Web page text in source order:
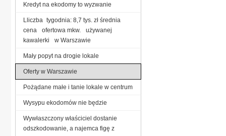
Kredyt na ekodomy to wyzwanie
Lliczba tygodnia: 8,7 tys. zł średnia
cena ofertowa mkw. używanej
kawalerki w Warszawie
Mały popyt na drogie lokale
Oferty w Warszawie
Pożądane małe i tanie lokale w centrum
Wysypu ekodomów nie będzie
Wywłaszczony właściciel dostanie
odszkodowanie, a najemca figę z